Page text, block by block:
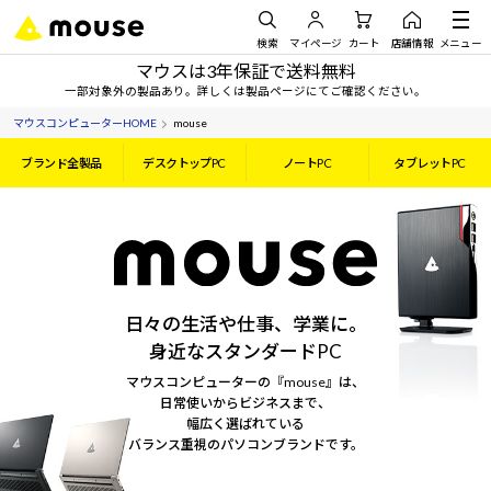
検索 マイページ カート 店舗情報 メニュー
マウスは3年保証で送料無料
一部対象外の製品あり。詳しくは製品ページにてご確認ください。
マウスコンピューターHOME mouse
ブランド全製品 デスクトップPC ノートPC タブレットPC
日々の生活や仕事、学業に。
身近なスタンダードPC
マウスコンピューターの『mouse』は、
日常使いからビジネスまで、
幅広く選ばれている
バランス重視のパソコンブランドです。